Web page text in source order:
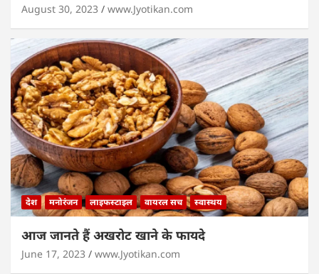
August 30, 2023 www.Jyotikan.com
देश मनोरंजन लाइफस्टाइल वायरल सच स्वास्थय
आज जानते हैं अखरोट खाने के फायदे
June 17, 2023 www.Jyotikan.com